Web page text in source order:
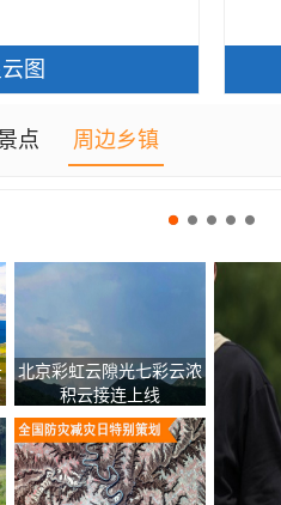
图
点 周边乡镇
北京彩虹云隙光七彩云浓
积云接连上线